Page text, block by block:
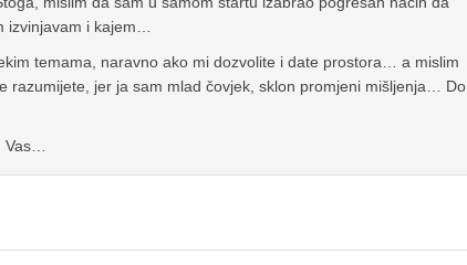
izvinjavam i kajem…
temama, naravno ako mi dozvolite i date prostora… a mislim
razumijete, jer ja sam mlad čovjek, sklon promjeni mišljenja… Do
Vas…